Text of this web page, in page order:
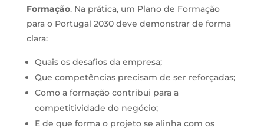
Formação. Na prática, um Plano de Formação
para o Portugal 2030 deve demonstrar de forma
clara:
Quais os desafios da empresa;
Que competências precisam de ser reforçadas;
Como a formação contribui para a
competitividade do negócio;
E de que forma o projeto se alinha com os